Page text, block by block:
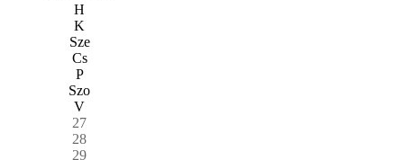
H
K
Sze
Cs
P
Szo
V
27
28
29